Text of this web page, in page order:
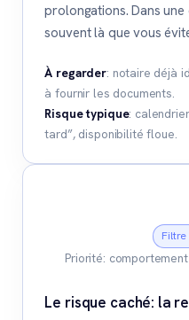
prolongations. Dans
souvent là que vous
À regarder: notaire déjà
à fournir les documents.
Risque typique:
tard”, disponibilité floue.
Priorité:
Le risque caché: la